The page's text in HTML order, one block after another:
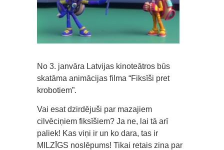
No 3. janvāra Latvijas kinoteātros būs
skatāma animācijas filma “Fiksīši pret
krobotiem”.
Vai esat dzirdējuši par mazajiem
cilvēciņiem fiksīšiem? Ja ne, lai tā arī
paliek! Kas viņi ir un ko dara, tas ir
MILZĪGS noslēpums! Tikai retais zina par